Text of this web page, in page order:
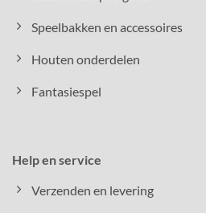
Speelbakken en accessoires
Houten onderdelen
Fantasiespel
Help en service
Verzenden en levering